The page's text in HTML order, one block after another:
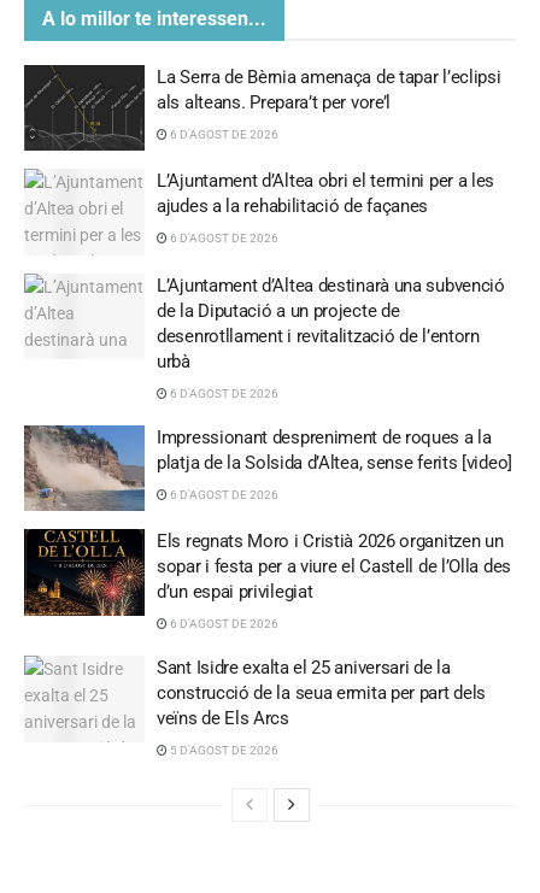
A lo millor te interessen...
La Serra de Bèrnia amenaça de tapar l’eclipsi
als alteans. Prepara’t per vore’l
6 D'AGOST DE 2026
L’Ajuntament d’Altea obri el termini per a les
ajudes a la rehabilitació de façanes
6 D'AGOST DE 2026
L’Ajuntament d’Altea destinarà una subvenció
de la Diputació a un projecte de
desenrotllament i revitalització de l’entorn
urbà
6 D'AGOST DE 2026
Impressionant despreniment de roques a la
platja de la Solsida d’Altea, sense ferits [video]
6 D'AGOST DE 2026
Els regnats Moro i Cristià 2026 organitzen un
sopar i festa per a viure el Castell de l’Olla des
d’un espai privilegiat
6 D'AGOST DE 2026
Sant Isidre exalta el 25 aniversari de la
construcció de la seua ermita per part dels
veïns de Els Arcs
5 D'AGOST DE 2026